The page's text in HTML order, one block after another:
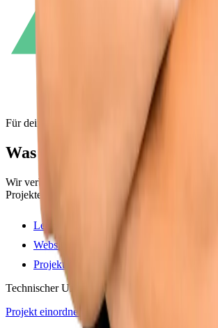
Für dein Vorhaben
Was soll als Nächstes
Wir verbinden Strategie, Gestaltung und
Projekte.
Leistungen einordnen
Website selbst prüfen
Projekt anfragen
Technischer Umsetzungspartner für B2B
Projekt einordnen